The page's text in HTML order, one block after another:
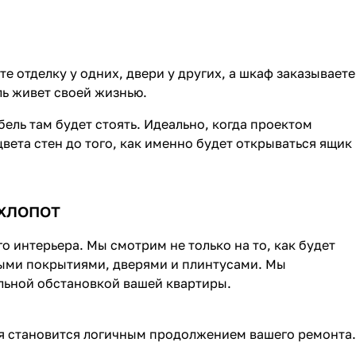
отделку у одних, двери у других, а шкаф заказываете
живет своей жизнью.
там будет стоять. Идеально, когда проектом
стен до того, как именно будет открываться ящик
интерьера. Мы смотрим не только на то, как будет
покрытиями, дверями и плинтусами. Мы
обстановкой вашей квартиры.
логичным продолжением вашего ремонта.